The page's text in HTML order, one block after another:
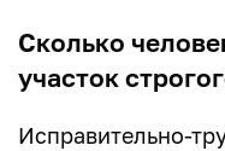
Сколько
участок
Исправительно-